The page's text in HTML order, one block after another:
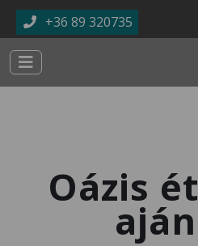
+36 89 320735
Oázis